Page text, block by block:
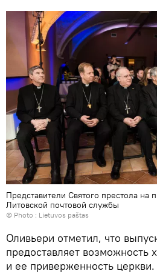
Представители Святого престола на
Литовской почтовой службы
© Photo : Lietuvos paštas
Оливьери отметил, что
предоставляет возможность
и ее приверженность церкви.